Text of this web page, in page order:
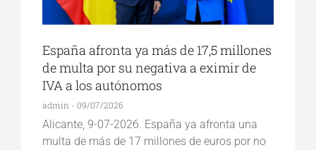
España afronta ya más de 17,5 millones
de multa por su negativa a eximir de
IVA a los autónomos
admin 09/07/2026
Alicante, 9-07-2026. España ya afronta una
multa de más de 17 millones de euros por no